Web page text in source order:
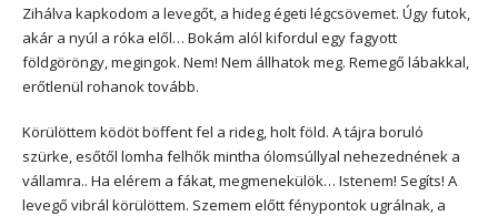
Zihálva kapkodom a levegőt, a hideg égeti légcsövemet. Úgy futok,
akár a nyúl a róka elől… Bokám alól kifordul egy fagyott
földgöröngy, megingok. Nem! Nem állhatok meg. Remegő lábakkal,
erőtlenül rohanok tovább.
Körülöttem ködöt böffent fel a rideg, holt föld. A tájra boruló
szürke, esőtől lomha felhők mintha ólomsúllyal nehezednének a
vállamra.. Ha elérem a fákat, megmenekülök… Istenem! Segíts! A
levegő vibrál körülöttem. Szemem előtt fénypontok ugrálnak, a